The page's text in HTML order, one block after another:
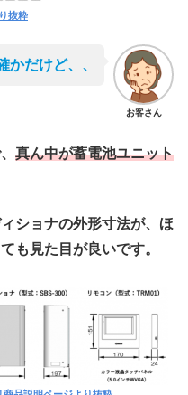
抜粋
お客さん
かだけど、、
真ん中が蓄電池ユニット
ショナの外形寸法が、ほ
も見た目が良いです。